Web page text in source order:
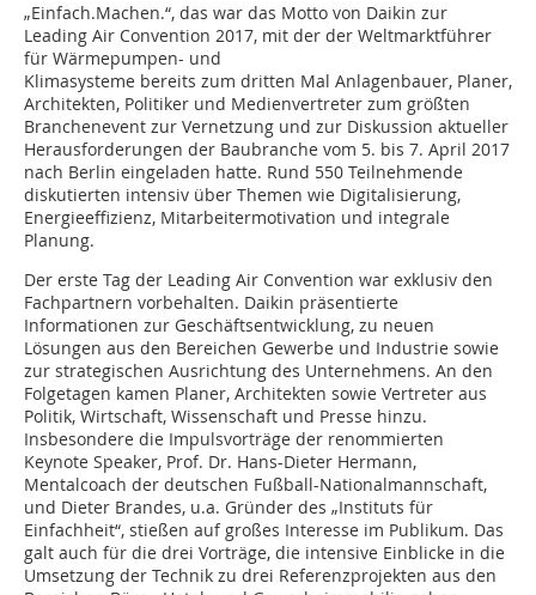
„Einfach.Machen.“, das war das Motto von Daikin zur
Leading Air Convention 2017, mit der der Weltmarktführer
für Wärmepumpen- und
Klimasysteme bereits zum dritten Mal Anlagenbauer, Planer,
Architekten, Politiker und Medienvertreter zum größten
Branchenevent zur Vernetzung und zur Diskussion aktueller
Herausforderungen der Baubranche vom 5. bis 7. April 2017
nach Berlin eingeladen hatte. Rund 550 Teilnehmende
diskutierten intensiv über Themen wie Digitalisierung,
Energieeffizienz, Mitarbeitermotivation und integrale
Planung.
Der erste Tag der Leading Air Convention war exklusiv den
Fachpartnern vorbehalten. Daikin präsentierte
Informationen zur Geschäftsentwicklung, zu neuen
Lösungen aus den Bereichen Gewerbe und Industrie sowie
zur strategischen Ausrichtung des Unternehmens. An den
Folgetagen kamen Planer, Architekten sowie Vertreter aus
Politik, Wirtschaft, Wissenschaft und Presse hinzu.
Insbesondere die Impulsvorträge der renommierten
Keynote Speaker, Prof. Dr. Hans-Dieter Hermann,
Mentalcoach der deutschen Fußball-Nationalmannschaft,
und Dieter Brandes, u.a. Gründer des „Instituts für
Einfachheit“, stießen auf großes Interesse im Publikum. Das
galt auch für die drei Vorträge, die intensive Einblicke in die
Umsetzung der Technik zu drei Referenzprojekten aus den